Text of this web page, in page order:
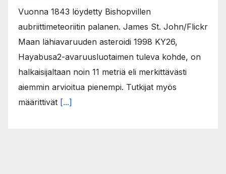
Vuonna 1843 löydetty Bishopvillen
aubriittimeteoriitin palanen. James St. John/Flickr
Maan lähiavaruuden asteroidi 1998 KY26,
Hayabusa2-avaruusluotaimen tuleva kohde, on
halkaisijaltaan noin 11 metriä eli merkittävästi
aiemmin arvioitua pienempi. Tutkijat myös
määrittivät [...]